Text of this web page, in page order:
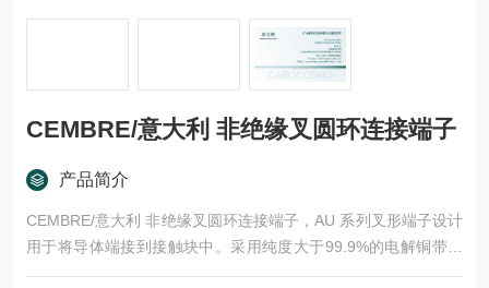
CEMBRE/意大利 非绝缘叉圆环连接端子
产品简介
CEMBRE/意大利 非绝缘叉圆环连接端子，AU 系列叉形端子设计
用于将导体端接到接触块中。采用纯度大于99.9%的电解铜带，
经轧制、镀锡而成。接缝被钎焊以提供均匀的机械强度。